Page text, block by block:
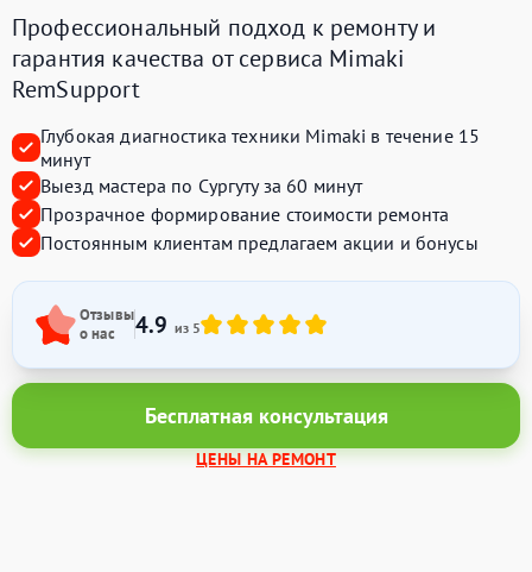
Профессиональный подход к ремонту и
гарантия качества от сервиса Mimaki
RemSupport
Глубокая диагностика техники Mimaki в течение 15
минут
Выезд мастера по Сургуту за 60 минут
Прозрачное формирование стоимости ремонта
Постоянным клиентам предлагаем акции и бонусы
Отзывы
о нас
4.9 из 5
Бесплатная консультация
ЦЕНЫ НА РЕМОНТ